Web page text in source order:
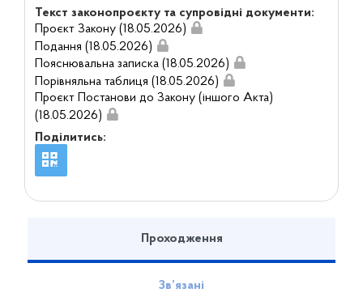
Текст законопроєкту та супровідні документи:
Проєкт Закону (18.05.2026)
Подання (18.05.2026)
Пояснювальна записка (18.05.2026)
Порівняльна таблиця (18.05.2026)
Проєкт Постанови до Закону (іншого Акта)
(18.05.2026)
Поділитись:
Проходження
Зв’язані